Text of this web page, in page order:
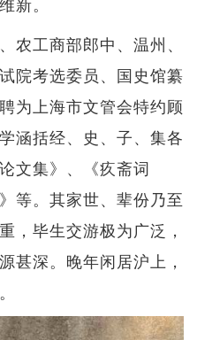
农工商部郎中、温州、
院考选委员、国史馆纂
为上海市文管会特约顾
涵括经、史、子、集各
文集》、《疚斋词
等。其家世、辈份乃至
，毕生交游极为广泛，
甚深。晚年闲居沪上，